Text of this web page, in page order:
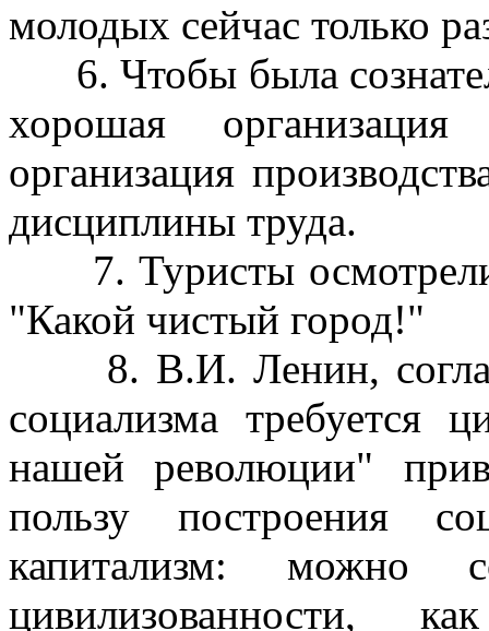
молодых сейчас только
6. Чтобы была
хорошая
организация
дисциплины труда.
7. Туристы осмотрели
"Какой чистый город!"
8. В.И. Ленин,
социализма требуется
нашей революции"
пользу построения
капитализм: можно
цивилизованности,